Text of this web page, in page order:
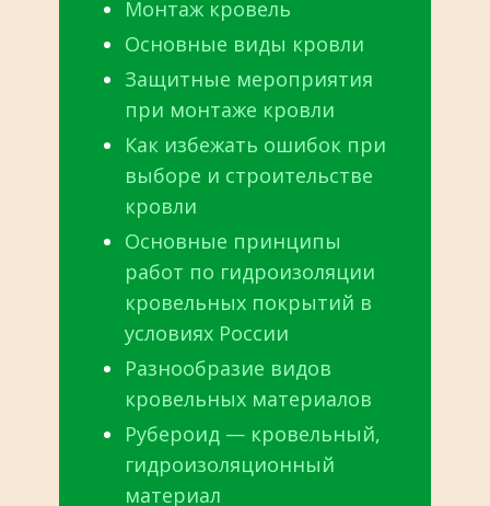
Монтаж кровель
Основные виды кровли
Защитные мероприятия
при монтаже кровли
Как избежать ошибок при
выборе и строительстве
кровли
Основные принципы
работ по гидроизоляции
кровельных покрытий в
условиях России
Разнообразие видов
кровельных материалов
Рубероид — кровельный,
гидроизоляционный
материал